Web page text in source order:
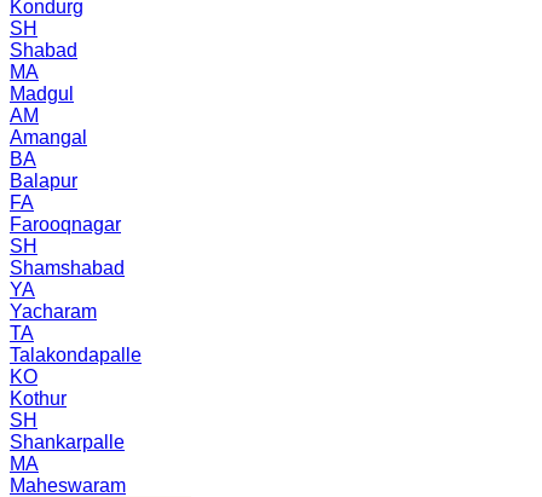
Kondurg
SH
Shabad
MA
Madgul
AM
Amangal
BA
Balapur
FA
Farooqnagar
SH
Shamshabad
YA
Yacharam
TA
Talakondapalle
KO
Kothur
SH
Shankarpalle
MA
Maheswaram